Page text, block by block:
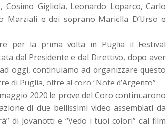
Gigliola, Leonardo Loparco, Carlo
Marziali e dei soprano Mariella D’Urso e
per la prima volta in Puglia il Festival
dal Presidente e dal Direttivo, dopo aver
oggi, continuiamo ad organizzare questo
di Puglia, oltre al coro “Note d’Argento”.
2020 le prove del Coro continuarono
di due bellissimi video assemblati da
di Jovanotti e “Vedo i tuoi colori” dal film